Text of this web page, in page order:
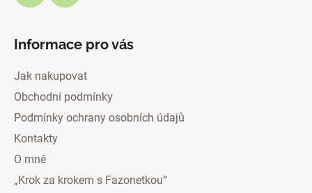
Informace pro vás
Jak nakupovat
Obchodní podmínky
Podmínky ochrany osobních údajů
Kontakty
O mně
„Krok za krokem s Fazonetkou“